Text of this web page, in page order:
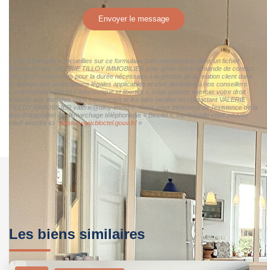
Envoyer le message
« Les informations recueillies sur ce formulaire sont enregistrées dans un fichier
informatisé par VALERIE TILLOY IMMOBILIER pour gérer votre demande de contact.
Elles sont conservées pour la durée nécessaire à la gestion de la relation client dans
le respect des prescriptions légales applicables et sont destinées à nos conseillers
Conformément à la loi « informatique et libertés », vous pouvez exercer votre droit
d'accès aux données vous concernant et les faire rectifier en contactant VALERIE
TILLOY IMMOBILIER valerie@tilloy-immo.fr. Nous vous informons de l'existence de la
liste d'opposition au démarchage téléphonique « Bloctel », sur laquelle vous pouvez
vous inscrire ici :https://www.bloctel.gouv.fr/»
Les biens similaires